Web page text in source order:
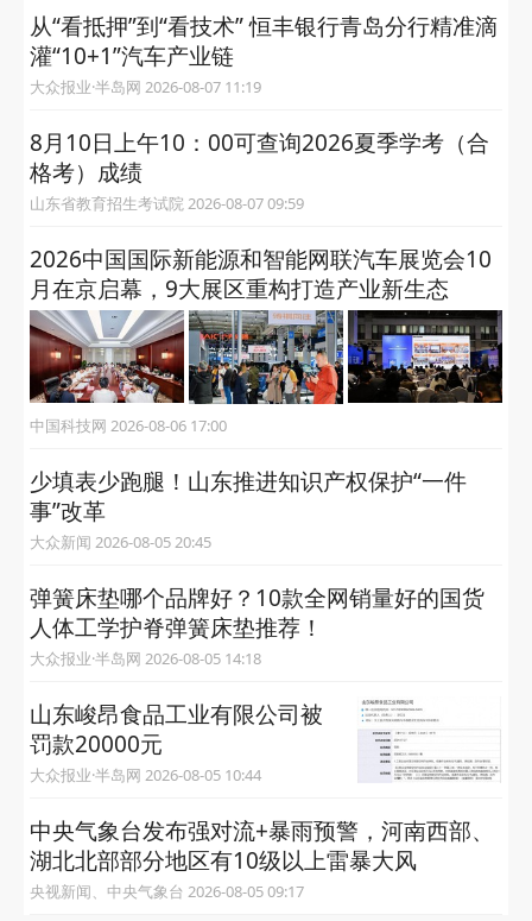
从“看抵押”到“看技术” 恒丰银行青岛分行精准滴
灌“10+1”汽车产业链
大众报业·半岛网 2026-08-07 11:19
8月10日上午10：00可查询2026夏季学考（合
格考）成绩
山东省教育招生考试院 2026-08-07 09:59
2026中国国际新能源和智能网联汽车展览会10
月在京启幕，9大展区重构打造产业新生态
中国科技网 2026-08-06 17:00
少填表少跑腿！山东推进知识产权保护“一件
事”改革
大众新闻 2026-08-05 20:45
弹簧床垫哪个品牌好？10款全网销量好的国货
人体工学护脊弹簧床垫推荐！
大众报业·半岛网 2026-08-05 14:18
山东峻昂食品工业有限公司被
罚款20000元
大众报业·半岛网 2026-08-05 10:44
中央气象台发布强对流+暴雨预警，河南西部、
湖北北部部分地区有10级以上雷暴大风
央视新闻、中央气象台 2026-08-05 09:17